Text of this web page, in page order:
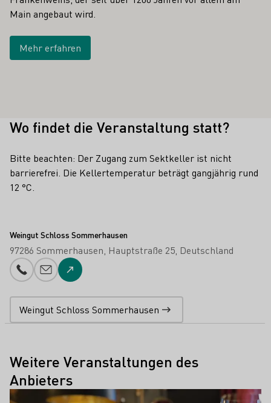
Main angebaut wird.
Mehr erfahren
Wo findet die Veranstaltung statt?
Bitte beachten: Der Zugang zum Sektkeller ist nicht
barrierefrei. Die Kellertemperatur beträgt gangjährig rund
12 °C.
Weingut Schloss Sommerhausen
97286 Sommerhausen Hauptstraße 25 Deutschland
Telefonnummer
E-Mail-Adresse
Zur Website
Weingut Schloss Sommerhausen
Weitere Veranstaltungen des
Anbieters
Mehr erfahren